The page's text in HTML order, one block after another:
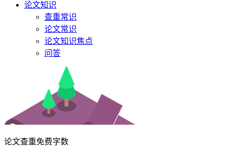
论文知识
查重常识
论文常识
论文知识焦点
问答
论文查重免费字数